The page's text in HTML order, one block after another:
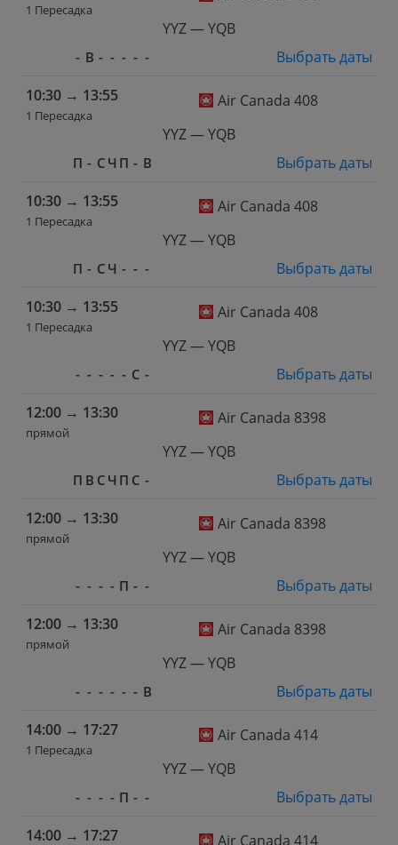
1 Пересадка
YYZ — YQB
- В - - - - -
Выбрать даты
10:30 → 13:55
1 Пересадка
Air Canada 408
YYZ — YQB
П - С Ч П - В
Выбрать даты
10:30 → 13:55
1 Пересадка
Air Canada 408
YYZ — YQB
П - С Ч - - -
Выбрать даты
10:30 → 13:55
1 Пересадка
Air Canada 408
YYZ — YQB
- - - - - С -
Выбрать даты
12:00 → 13:30
прямой
Air Canada 8398
YYZ — YQB
П В С Ч П С -
Выбрать даты
12:00 → 13:30
прямой
Air Canada 8398
YYZ — YQB
- - - - П - -
Выбрать даты
12:00 → 13:30
прямой
Air Canada 8398
YYZ — YQB
- - - - - - В
Выбрать даты
14:00 → 17:27
1 Пересадка
Air Canada 414
YYZ — YQB
- - - - П - -
Выбрать даты
14:00 → 17:27 Air Canada 414